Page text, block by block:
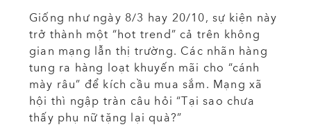
Giống như ngày 8/3 hay 20/10, sự kiện này
trở thành một “hot trend” cả trên không
gian mạng lẫn thị trường. Các nhãn hàng
tung ra hàng loạt khuyến mãi cho “cánh
mày râu” để kích cầu mua sắm. Mạng xã
hội thì ngập tràn câu hỏi “Tại sao chưa
thấy phụ nữ tặng lại quà?”